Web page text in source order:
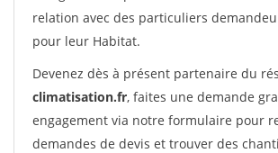
relation avec des particuliers
pour leur Habitat.
Devenez dès à présent partenaire du
climatisation.fr, faites une demande
engagement via notre formulaire pour
demandes de devis et trouver des